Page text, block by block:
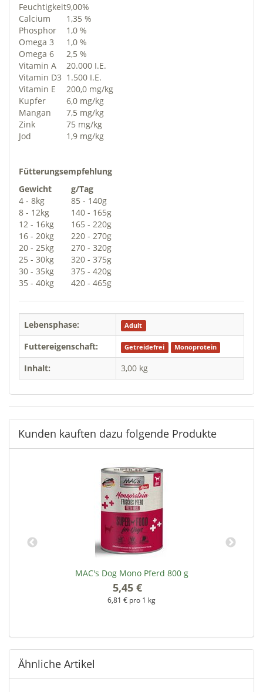
Feuchtigkeit9,00%
Calcium
1,35 %
Phosphor
1,0 %
Omega 3
1,0 %
Omega 6
2,5 %
Vitamin A
20.000 I.E.
Vitamin D3 1.500 I.E.
Vitamin E
200,0 mg/kg
Kupfer
6,0 mg/kg
Mangan
7,5 mg/kg
Zink
75 mg/kg
Jod
1,9 mg/kg
Fütterungsempfehlung
Gewicht
g/Tag
4 - 8kg
85 - 140g
8 - 12kg
140 - 165g
12 - 16kg
165 - 220g
16 - 20kg
220 - 270g
20 - 25kg
270 - 320g
25 - 30kg
320 - 375g
30 - 35kg
375 - 420g
35 - 40kg
420 - 465g
Lebensphase: Adult
Futtereigenschaft: Getreidefrei Monoprotein
Inhalt: 3,00 kg
Kunden kauften dazu folgende Produkte
MAC's Dog Mono Pferd 800 g
5,45 €
6,81 € pro 1 kg
Ähnliche Artikel